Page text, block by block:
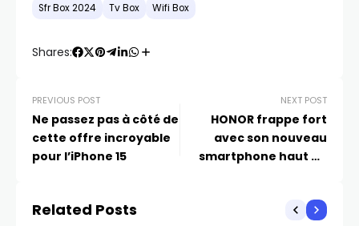
Sfr Box 2024 Tv Box Wifi Box
Shares:
PREVIOUS POST
Ne passez pas à côté de
cette offre incroyable
pour l’iPhone 15
NEXT POST
HONOR frappe fort
avec son nouveau
smartphone haut de
exceptionnelle pour
Related Posts